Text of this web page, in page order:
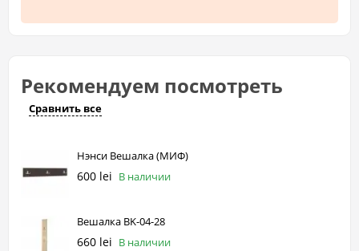
Рекомендуем посмотреть
Сравнить все
Нэнси Вешалка (МИФ)
600 lei В наличии
Вешалка BK-04-28
660 lei В наличии